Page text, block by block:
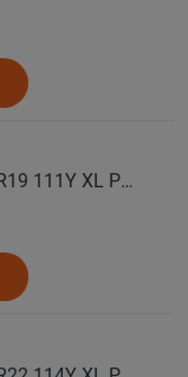
COMFORSER Автошина 285/45 ZR19 111Y XL PURESPEED лето